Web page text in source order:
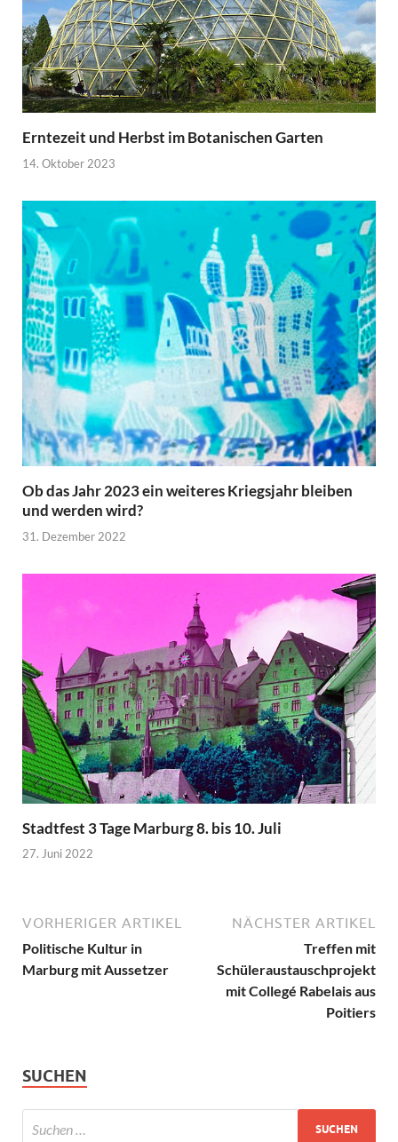
Erntezeit und Herbst im Botanischen Garten
14. Oktober 2023
Ob das Jahr 2023 ein weiteres Kriegsjahr bleiben
und werden wird?
31. Dezember 2022
Stadtfest 3 Tage Marburg 8. bis 10. Juli
27. Juni 2022
VORHERIGER ARTIKEL
Politische Kultur in
Marburg mit Aussetzer
NÄCHSTER ARTIKEL
Treffen mit
Schüleraustauschprojekt
mit Collegé Rabelais aus
Poitiers
SUCHEN